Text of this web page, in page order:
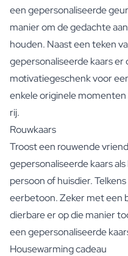
een gepersonaliseerde
manier om de gedachte
houden. Naast een teken
gepersonaliseerde kaars er
motivatiegeschenk voor
enkele originele
rij.
Rouwkaars
Troost een rouwende
gepersonaliseerde kaars als
persoon of huisdier.
eerbetoon. Zeker met een
dierbare er op die manier
een gepersonaliseerde
Housewarming cadeau